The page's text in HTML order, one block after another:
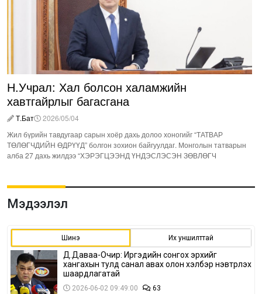
Н.Учрал: Хал болсон халамжийн
хавтгайрлыг багасгана
Т.Бат
2026/05/04
Жил бүрийн тавдугаар сарын хоёр дахь долоо хоногийг “ТАТВАР
ТӨЛӨГЧДИЙН ӨДРҮҮД” болгон зохион байгуулдаг. Монголын татварын
алба 27 дахь жилдээ “ХЭРЭГЦЭЭНД ҮНДЭСЛЭСЭН ЗӨВЛӨГЧ
Мэдээлэл
Шинэ Их уншилттай
Д.Даваа-Очир: Иргэдийн сонгох эрхийг
хангахын тулд санал авах олон хэлбэр нэвтрүүлэх
шаардлагатай
2026-06-02 09:49:00 63